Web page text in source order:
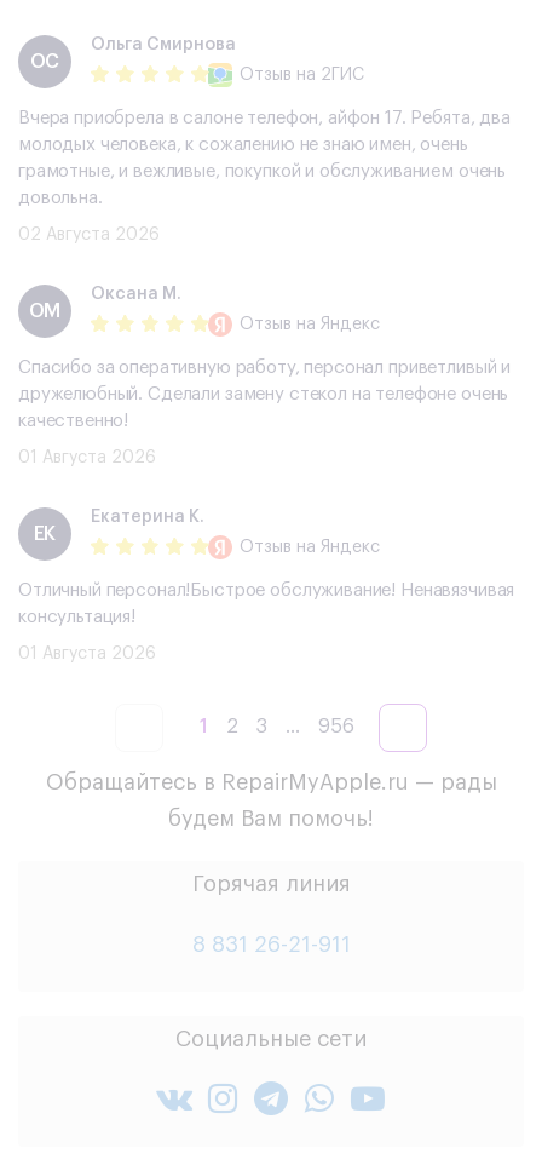
ОС
Ольга Смирнова
Отзыв на 2ГИС
Вчера приобрела в салоне телефон, айфон 17. Ребята, два
молодых человека, к сожалению не знаю имен, очень
грамотные, и вежливые, покупкой и обслуживанием очень
довольна.
02 Августа 2026
ОМ
Оксана М.
Отзыв на Яндекс
Спасибо за оперативную работу, персонал приветливый и
дружелюбный. Сделали замену стекол на телефоне очень
качественно!
01 Августа 2026
ЕК
Екатерина К.
Отзыв на Яндекс
Отличный персонал!Быстрое обслуживание! Ненавязчивая
консультация!
01 Августа 2026
1 2 3 ... 956
Обращайтесь в RepairMyApple.ru — рады
будем Вам помочь!
Горячая линия
8 831 26-21-911
Социальные сети